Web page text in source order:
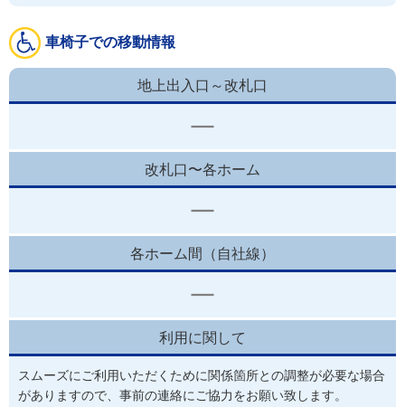
車椅子での移動情報
地上出入口～改札口
改札口〜各ホーム
各ホーム間（自社線）
利用に関して
スムーズにご利用いただくために関係箇所との調整が必要な場合
がありますので、事前の連絡にご協力をお願い致します。